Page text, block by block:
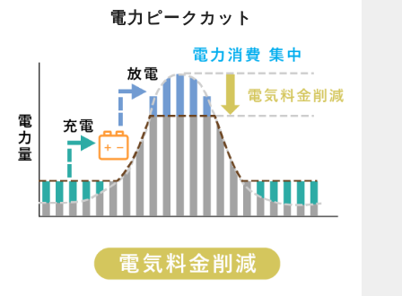
電力ピークカット